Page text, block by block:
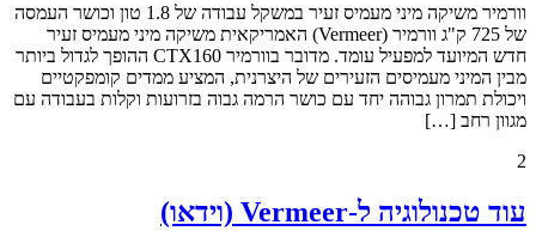
וורמיר משיקה מיני מעמיס זעיר במשקל עבודה של 1.8 טון וכושר העמסה
של 725 ק"ג וורמיר (Vermeer) האמריקאית משיקה מיני מעמיס זעיר
חדש המיועד למפעיל עומד. מדובר בוורמיר CTX160 ההופך לגדול ביותר
מבין המיני מעמיסים הזעירים של היצרנית, המציע ממדים קומפקטיים
ויכולת תמרון גבוהה יחד עם כושר הרמה גבוה בזרועות וקלות בעבודה עם
מגוון רחב […]
2
עוד טכנולוגיה ל-Vermeer (וידאו)